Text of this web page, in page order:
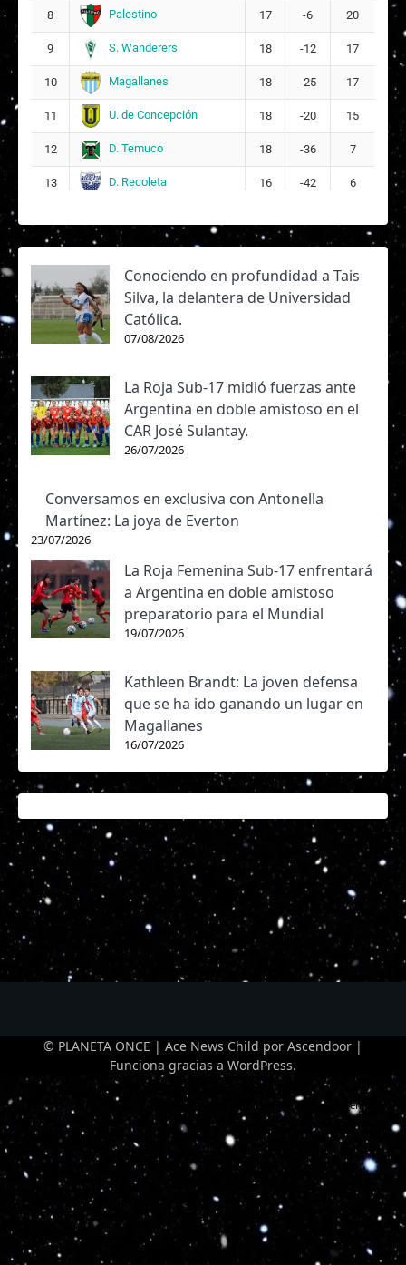
8 Palestino 17 -6 20
9 S. Wanderers 18 -12 17
10 Magallanes 18 -25 17
11 U. de Concepción 18 -20 15
12 D. Temuco 18 -36 7
13 D. Recoleta 16 -42 6
Conociendo en profundidad a Tais
Silva, la delantera de Universidad
Católica.
07/08/2026
La Roja Sub-17 midió fuerzas ante
Argentina en doble amistoso en el
CAR José Sulantay.
26/07/2026
Conversamos en exclusiva con Antonella
Martínez: La joya de Everton
23/07/2026
La Roja Femenina Sub-17 enfrentará
a Argentina en doble amistoso
preparatorio para el Mundial
19/07/2026
Kathleen Brandt: La joven defensa
que se ha ido ganando un lugar en
Magallanes
16/07/2026
© PLANETA ONCE | Ace News Child por Ascendoor |
Funciona gracias a WordPress.
Optimized by Seraphinite Accelerator
Turns on site high speed to be attractive for people and search engines.